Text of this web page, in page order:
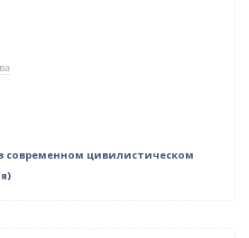
современном цивилистическом